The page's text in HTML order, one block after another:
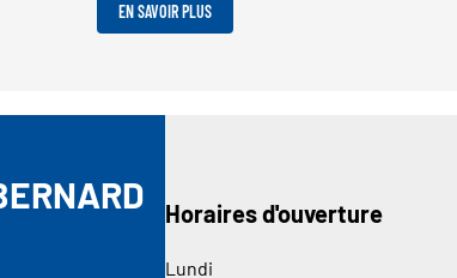
EN SAVOIR PLUS
Horaires d'ouverture
Lundi